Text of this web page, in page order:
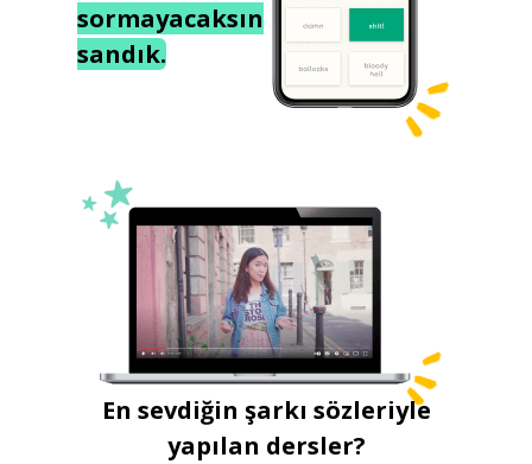
sormayacaksın
sandık.
En sevdiğin şarkı sözleriyle
yapılan dersler?